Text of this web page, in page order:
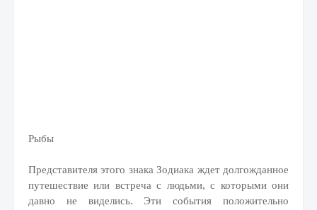
Рыбы
Представителя этого знака Зодиака ждет долгожданное
путешествие или встреча с людьми, с которыми они
давно не виделись. Эти события положительно